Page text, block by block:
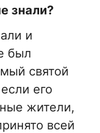
знали?
и
был
святой
его
жители,
всей